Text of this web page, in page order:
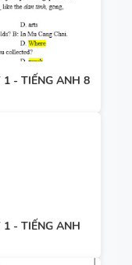
- TIẾNG ANH 8
- TIẾNG ANH